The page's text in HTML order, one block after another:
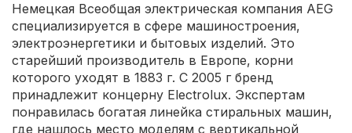
Немецкая Всеобщая электрическая компания AEG
специализируется в сфере машиностроения,
электроэнергетики и бытовых изделий. Это
старейший производитель в Европе, корни
которого уходят в 1883 г. С 2005 г бренд
принадлежит концерну Electrolux. Экспертам
понравилась богатая линейка стиральных машин,
где нашлось место моделям с вертикальной